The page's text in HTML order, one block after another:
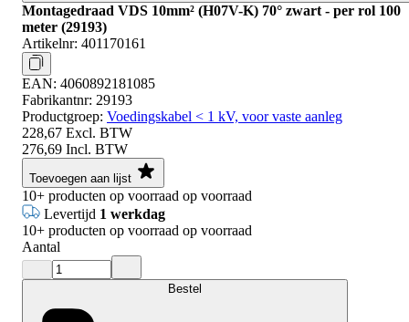
Montagedraad VDS 10mm² (H07V-K) 70° zwart - per rol 100
meter (29193)
Artikelnr: 401170161
EAN: 4060892181085
Fabrikantnr: 29193
Productgroep: Voedingskabel < 1 kV, voor vaste aanleg
228,67 Excl. BTW
276,69 Incl. BTW
Toevoegen aan lijst
10+ producten op voorraad op voorraad
Levertijd 1 werkdag
10+ producten op voorraad op voorraad
Aantal
Bestel